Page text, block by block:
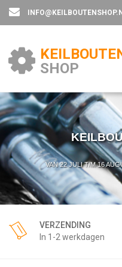
SHOP
VAN 22 JULI T/M 16
VERZENDING
In 1-2 werkdagen